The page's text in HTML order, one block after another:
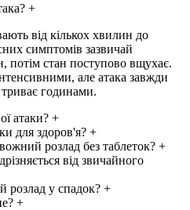
+
від кількох хвилин до
симптомів зазвичай
потім стан поступово вщухає.
але атака завжди
годинами.
атаки? +
для здоров'я? +
розлад без таблеток? +
від звичайного
розлад у спадок? +
+